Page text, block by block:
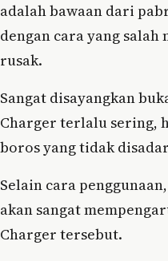
adalah bawaan dari
dengan cara yang salah
rusak.
Sangat disayangkan
Charger terlalu sering,
boros yang tidak
Selain cara
akan sangat
Charger tersebut.